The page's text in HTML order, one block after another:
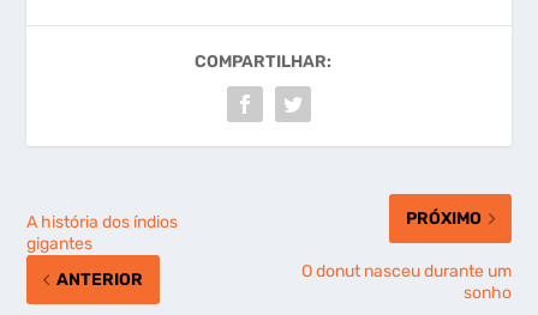
COMPARTILHAR:
A história dos índios
gigantes
ANTERIOR
PRÓXIMO
O donut nasceu durante um
sonho